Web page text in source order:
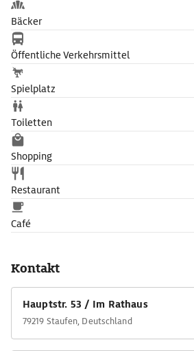
Bäcker
Öffentliche Verkehrsmittel
Spielplatz
Toiletten
Shopping
Restaurant
Café
Kontakt
Hauptstr. 53 / Im Rathaus
79219 Staufen, Deutschland